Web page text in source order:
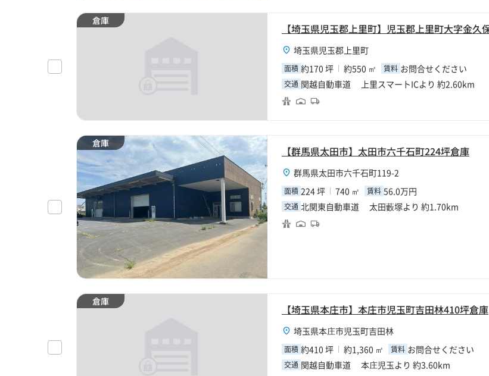
倉庫
埼玉県児玉郡上里町
面積 約170 坪 約550 ㎡ 賃料 お問合せください
交通 関越自動車道 上里スマートICより 約2.60km
倉庫
【群馬県太田市】太田市六千石町224坪倉庫
群馬県太田市六千石町119-2
面積 224 坪 740 ㎡ 賃料 56.0万円
交通 北関東自動車道 太田藪塚より 約1.70km
倉庫
【埼玉県本庄市】本庄市児玉町吉田林410坪倉庫
埼玉県本庄市児玉町吉田林
面積 約410 坪 約1,360 ㎡ 賃料 お問合せください
交通 関越自動車道 本庄児玉より 約3.60km